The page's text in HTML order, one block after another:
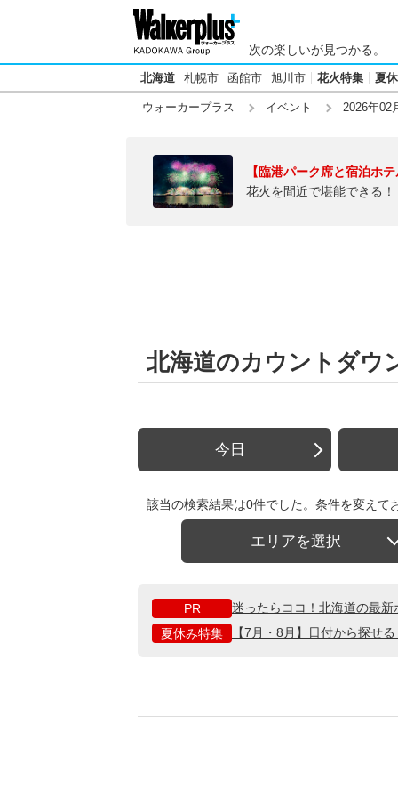
次の楽しいが見つかる。
北海道 札幌市 函館市 旭川市 花火特集 夏
ウォーカープラス イベント 2026年02
【臨港パーク席と宿泊ホ
花火を間近で堪能できる
北海道のカウントダウ
今日
該当の検索結果は0件でした。条件を変えて
エリアを選択
PR
迷ったらココ！北海道の最
夏休み特集
【7月・8月】日付から探せ